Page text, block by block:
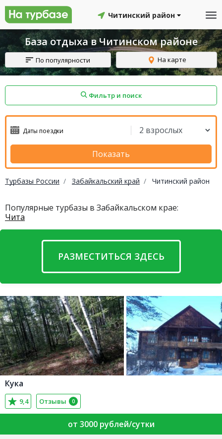
Читинский район
База отдыха в Читинском районе
По популярности На карте
Фильтр и поиск
Показать
Турбазы России Забайкальский край Читинский район
Популярные турбазы в Забайкальском крае:
Чита
РАЗМЕСТИТЬСЯ ЗДЕСЬ
Кука
9,4 Отзывы 0
от 3000 рублей/сутки
Смоленский район Топчихинский район
Красноборский район
Онежский район
Северодвинск